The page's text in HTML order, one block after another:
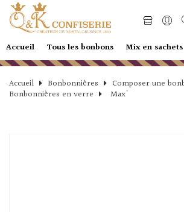
Accueil Tous les bonbons Mix en sachets
Accueil Bonbonnières
Composer une
Bonbonnières en verre
Max'